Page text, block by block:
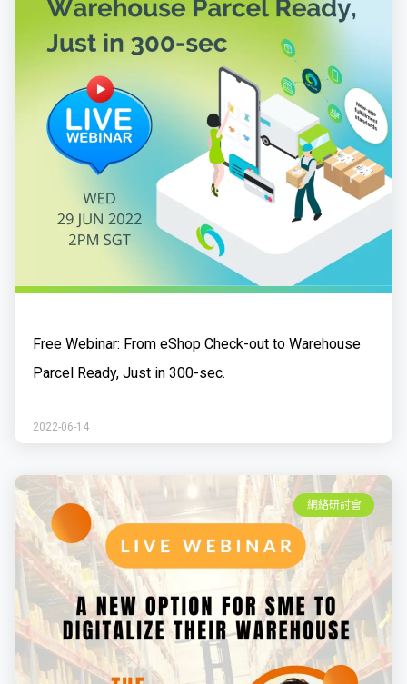
Free Webinar: From eShop Check-out to Warehouse
Parcel Ready, Just in 300-sec.
2022-06-14
網絡研討會